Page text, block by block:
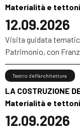
Materialità e
12.09.2026
Visita guidata
Patrimonio, con
LA COSTRUZIONE
Materialità e
12.09.2026
Teatro dell'architettura